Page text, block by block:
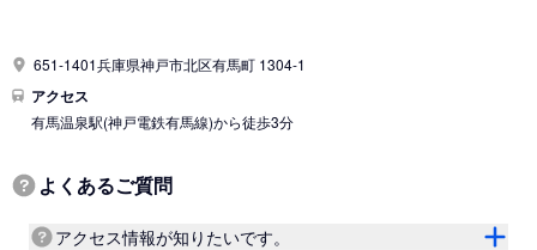
651-1401兵庫県神戸市北区有馬町 1304-1
アクセス
有馬温泉駅(神戸電鉄有馬線)から徒歩3分
よくあるご質問
アクセス情報が知りたいです。